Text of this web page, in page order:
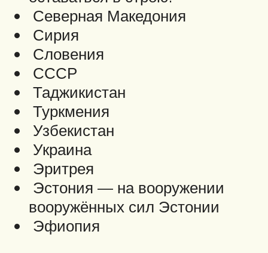
Северная Македония
Сирия
Словения
СССР
Таджикистан
Туркмения
Узбекистан
Украина
Эритрея
Эстония — на вооружении
вооружённых сил Эстонии
Эфиопия